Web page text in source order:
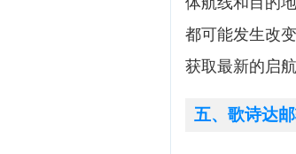
都可能发生改
获取最新的启
五、歌诗达